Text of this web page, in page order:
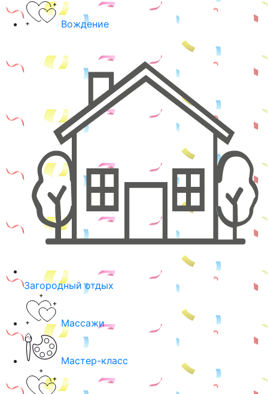
Вождение
Загородный отдых
Массажи
Мастер-класс